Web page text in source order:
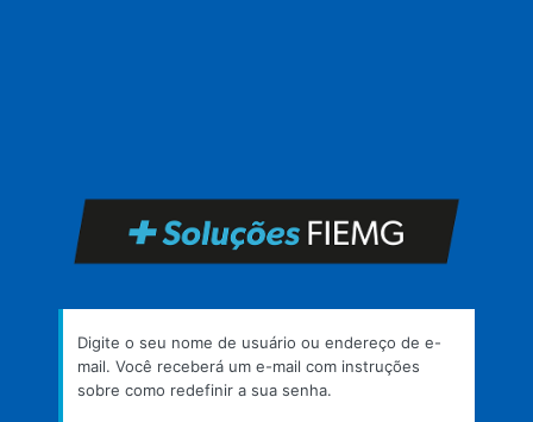
Digite o seu nome de usuário ou endereço de e-
mail. Você receberá um e-mail com instruções
sobre como redefinir a sua senha.